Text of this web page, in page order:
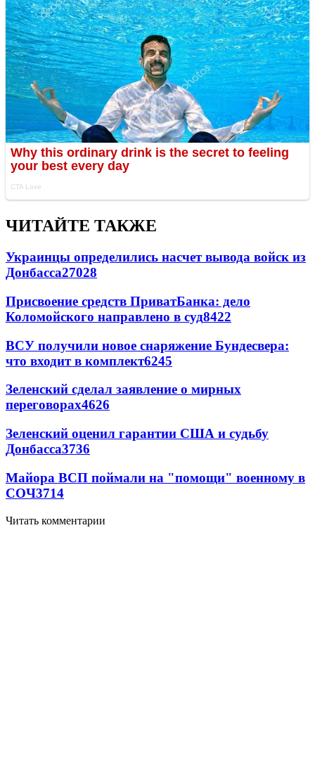
ЧИТАЙТЕ ТАКЖЕ
Украинцы определились насчет вывода войск из
Донбасса27028
Присвоение средств ПриватБанка: дело
Коломойского направлено в суд8422
ВСУ получили новое снаряжение Бундесвера:
что входит в комплект6245
Зеленский сделал заявление о мирных
переговорах4626
Зеленский оценил гарантии США и судьбу
Донбасса3736
Майора ВСП поймали на "помощи" военному в
СОЧ3714
Читать комментарии